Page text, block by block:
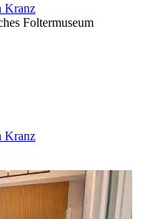
Kranz
Foltermuseum
Kranz